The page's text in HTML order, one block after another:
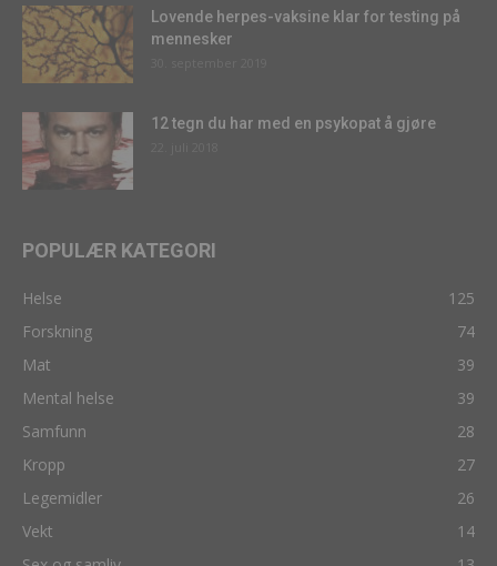
Lovende herpes-vaksine klar for testing på
mennesker
12 tegn du har med en psykopat å gjøre
POPULÆR KATEGORI
Helse
125
Forskning
74
Mat
39
Mental helse
39
Samfunn
28
Kropp
27
Legemidler
26
Vekt
14